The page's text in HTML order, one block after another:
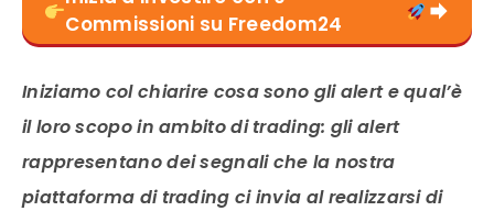
Commissioni su Freedom24
Iniziamo col chiarire cosa sono gli alert e qual’è
il loro scopo in ambito di trading: gli alert
rappresentano dei segnali che la nostra
piattaforma di trading ci invia al realizzarsi di